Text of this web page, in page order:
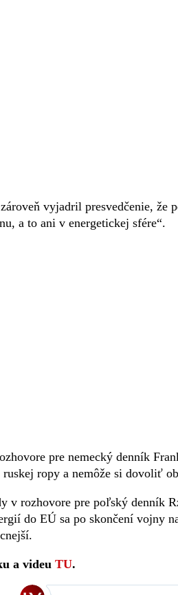
vyjadril presvedčenie, že
a to ani v energetickej sfére“.
pre nemecký denník
ruskej ropy a nemôže si dovoliť
v rozhovore pre poľský denník
do EÚ sa po skončení vojny
a videu TU.